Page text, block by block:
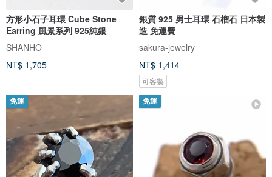
方形小石子耳環 Cube Stone
Earring 風景系列 925純銀
SHANHO
NT$ 1,705
銀質 925 男士耳環 石榴石 日本製
造 免運費
sakura-jewelry
NT$ 1,414
可客製
免運 免運